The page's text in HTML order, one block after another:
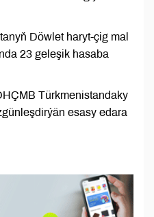
Döwlet haryt-çig mal
23 geleşik hasaba
Türkmenistandaky
esasy edara